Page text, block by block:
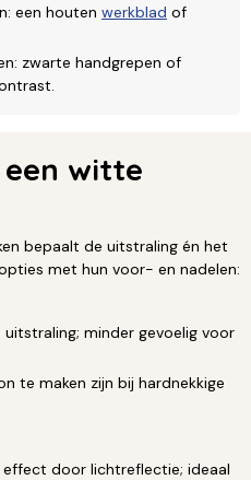
een houten werkblad of
zwarte handgrepen of
witte
bepaalt de uitstraling én het
met hun voor- en nadelen:
minder gevoelig voor
te maken zijn bij hardnekkige
effect door lichtreflectie; ideaal